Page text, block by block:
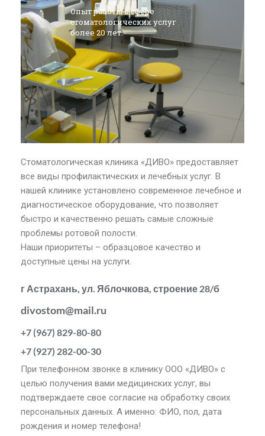
Опыт работы в сфере
стоматологических услуг
более 20 лет.
Стоматологическая клиника «ДИВО» предоставляет
все виды профилактических и лечебных услуг. В
нашей клинике установлено современное лечебное и
диагностическое оборудование, что позволяет
быстро и качественно решать самые сложные
проблемы ротовой полости.
Наши приоритеты – образцовое качество и
доступные цены на услуги.
г Астрахань, ул. Яблочкова, строение 28/б
divostom@mail.ru
+7 (967) 829-80-80
+7 (927) 282-00-30
При телефонном звонке в клинику ООО «ДИВО» с
целью получения вами медицинских услуг, вы
подтверждаете свое согласие на обработку своих
персональных данных. А именно: ФИО, пол, дата
рождения и номер телефона!